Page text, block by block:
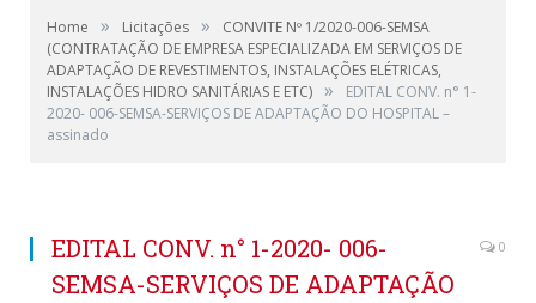
Home » Licitações »
CONVITE Nº 1/2020-006-SEMSA
(CONTRATAÇÃO DE EMPRESA ESPECIALIZADA EM SERVIÇOS DE
ADAPTAÇÃO DE REVESTIMENTOS, INSTALAÇÕES ELÉTRICAS,
INSTALAÇÕES HIDRO SANITÁRIAS E ETC) »
EDITAL CONV. n° 1-
2020- 006-SEMSA-SERVIÇOS DE ADAPTAÇÃO DO HOSPITAL –
assinado
EDITAL CONV. n° 1-2020- 006-
SEMSA-SERVIÇOS DE ADAPTAÇÃO
0